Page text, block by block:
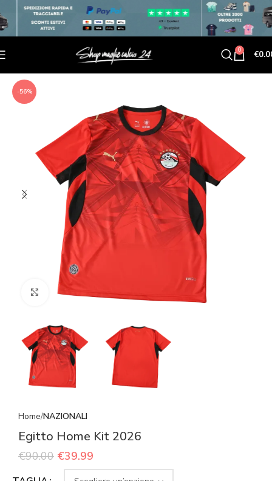
0 €
-56%
Click to enlarge
Home NAZIONALI
Egitto Home Kit 2026
€90.00 €39.99